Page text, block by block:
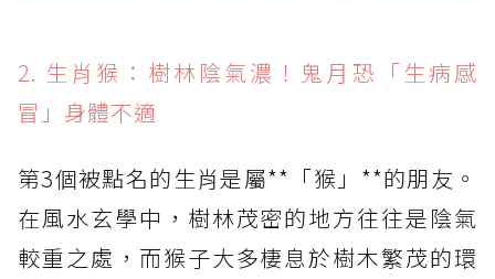
2. 生肖猴：樹林陰氣濃！鬼月恐「生病感
冒」身體不適
第3個被點名的生肖是屬**「猴」**的朋友。
在風水玄學中，樹林茂密的地方往往是陰氣
較重之處，而猴子大多棲息於樹木繁茂的環